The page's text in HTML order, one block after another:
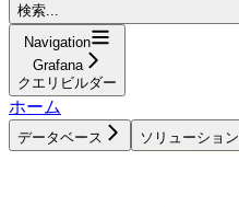
検索...
Navigation
Grafana
クエリビルダー
ホーム
データベース ソリューション